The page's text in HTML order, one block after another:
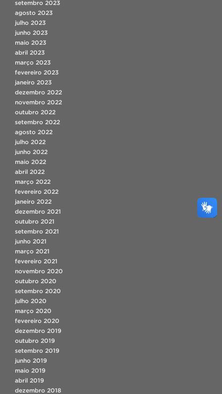
setembro 2023
agosto 2023
julho 2023
junho 2023
maio 2023
abril 2023
março 2023
fevereiro 2023
janeiro 2023
dezembro 2022
novembro 2022
outubro 2022
setembro 2022
agosto 2022
julho 2022
junho 2022
maio 2022
abril 2022
março 2022
fevereiro 2022
janeiro 2022
dezembro 2021
outubro 2021
setembro 2021
junho 2021
março 2021
fevereiro 2021
novembro 2020
outubro 2020
setembro 2020
julho 2020
março 2020
fevereiro 2020
dezembro 2019
outubro 2019
setembro 2019
junho 2019
maio 2019
abril 2019
dezembro 2018